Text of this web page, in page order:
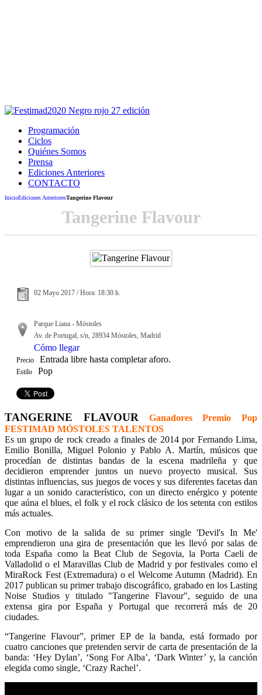
Programación
Ciclos
Quiénes Somos
Prensa
Ediciones Anteriores
CONTACTO
InicioEdiciones AnterioresTangerine Flavour
Tangerine Flavour
02 Mayo 2017 / Hora: 18:30 h.
Parque Liana - Móstoles
Av. de Portugal, s/n, 28934 Móstoles, Madrid
Cómo llegar
Precio Entrada libre hasta completar aforo.
Estilo Pop
TANGERINE FLAVOUR Ganadores Premio Pop
FESTIMAD MÓSTOLES TALENTOS
Es un grupo de rock creado a finales de 2014 por Fernando Lima,
Emilio Bonilla, Miguel Polonio y Pablo A. Martín, músicos que
procedían de distintas bandas de la escena madrileña y que
decidieron emprender juntos un nuevo proyecto musical. Sus
distintas influencias, sus juegos de voces y sus diferentes facetas dan
lugar a un sonido característico, con un directo enérgico y potente
que aúna el blues, el folk y el rock clásico de los setenta con estilos
más actuales.
Con motivo de la salida de su primer single 'Devil's In Me'
emprendieron una gira de presentación que les llevó por salas de
toda España como la Beat Club de Segovia, la Porta Caeli de
Valladolid o el Maravillas Club de Madrid y por festivales como el
MiraRock Fest (Extremadura) o el Welcome Autumn (Madrid). En
2017 publican su primer trabajo discográfico, grabado en los Lasting
Noise Studios y titulado "Tangerine Flavour", seguido de una
extensa gira por España y Portugal que recorrerá más de 20
ciudades.
“Tangerine Flavour”, primer EP de la banda, está formado por
cuatro canciones que pretenden servir de carta de presentación de la
banda: ‘Hey Dylan’, ‘Song For Alba’, ‘Dark Winter’ y, la canción
elegida como single, ‘Crazy Rachel’.